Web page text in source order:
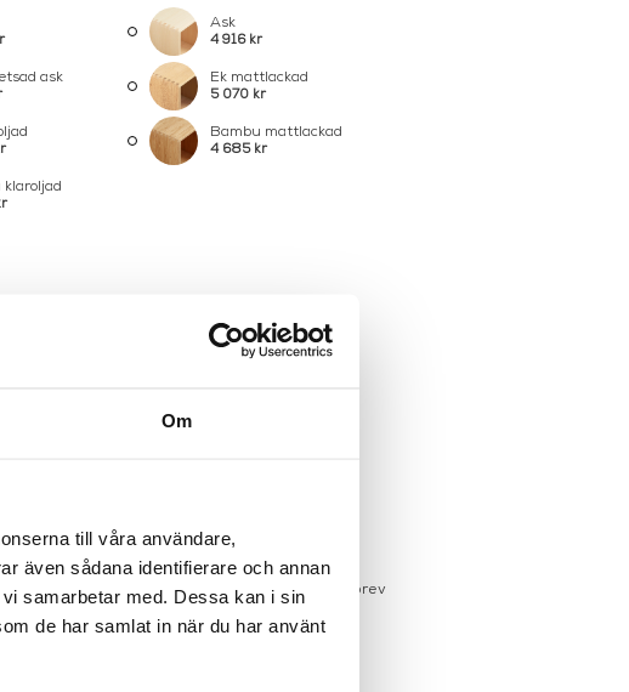
Om
till våra användare,
även sådana identifierare och annan
samarbetar med. Dessa kan i sin
de har samlat in när du har använt
Ask
4 916 kr
ask Ek mattlackad
5 070 kr
Bambu mattlackad
4 685 kr
klaroljad
(+ 231 kr)
på lagervaror.
Läs mer
3-5 arbetsdagar på lagervaror
när du registrerar dig för vårt nyhetsbrev
varor vid köp över 1000:-